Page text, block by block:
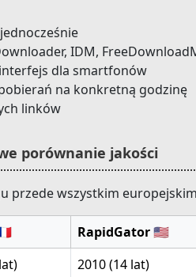
IDM,
dla smartfonów
na konkretną godzinę
linków
porównanie jakości
przede wszystkim
RapidGator 🇺🇸
2010 (14 lat)